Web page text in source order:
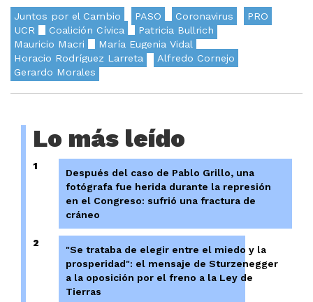
Juntos por el Cambio PASO Coronavirus
PRO
UCR
Coalición Cívica
Patricia Bullrich
Mauricio Macri
María Eugenia Vidal
Horacio Rodríguez Larreta
Alfredo Cornejo
Gerardo Morales
Lo más leído
1
Después del caso de Pablo Grillo, una
fotógrafa fue herida durante la represión
en el Congreso: sufrió una fractura de
cráneo
2
"Se trataba de elegir entre el miedo y la
prosperidad": el mensaje de Sturzenegger
a la oposición por el freno a la Ley de
Tierras